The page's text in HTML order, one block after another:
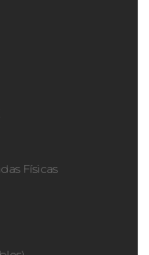
Físicas